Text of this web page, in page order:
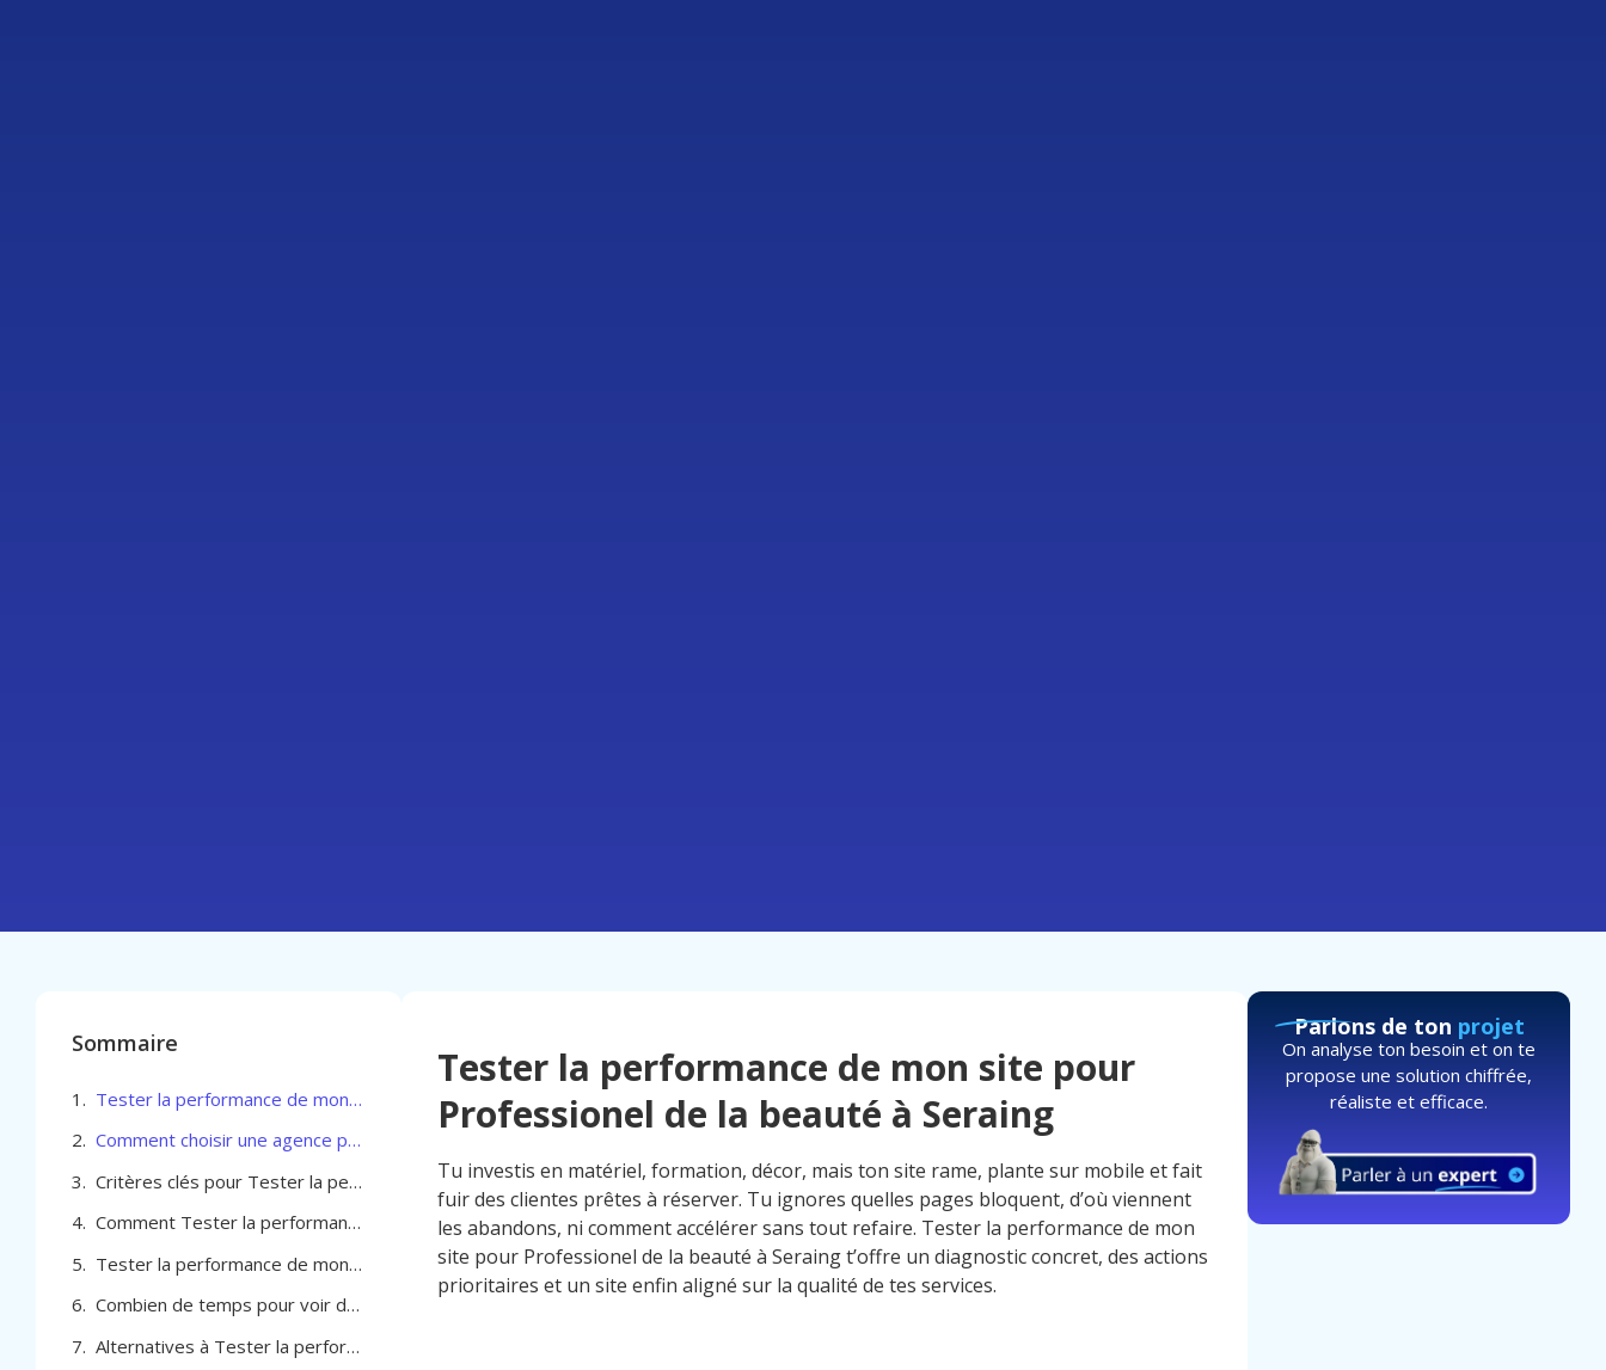
Sommaire
Tester la performance de mon site pour Professionel de la beauté à Seraing
Comment choisir une agence pour Tester la performance de mon site pour Professionel de la beauté à Seraing
Critères clés pour Tester la performance de mon site pour Professionel de la beauté à Seraing
Comment Tester la performance de mon site pour Professionel de la beauté à Seraing
Tester la performance de mon site pour Professionel de la beauté à Seraing
Combien de temps pour voir des résultats avec le test de performance de ton site à Seraing
Alternatives à Tester la performance de mon site pour Professionel de la beauté à Seraing
Tester la performance de mon site pour
Professionel de la beauté à Seraing
Tu investis en matériel, formation, décor, mais ton site rame, plante sur mobile et fait
fuir des clientes prêtes à réserver. Tu ignores quelles pages bloquent, d’où viennent
les abandons, ni comment accélérer sans tout refaire. Tester la performance de mon
site pour Professionel de la beauté à Seraing t’offre un diagnostic concret, des actions
prioritaires et un site enfin aligné sur la qualité de tes services.
Parlons de ton projet
On analyse ton besoin et on te
propose une solution chiffrée,
réaliste et efficace.